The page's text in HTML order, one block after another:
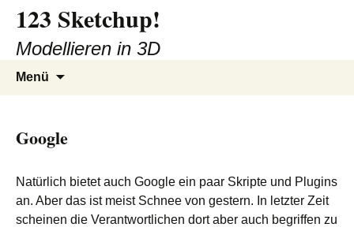
Inhalt
springen
123 Sketchup!
Modellieren in 3D
Menü
Google
Natürlich bietet auch Google ein paar Skripte und Plugins
an. Aber das ist meist Schnee von gestern. In letzter Zeit
scheinen die Verantwortlichen dort aber auch begriffen zu